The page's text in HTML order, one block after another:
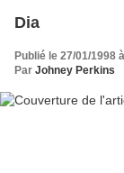
Dia
Publié le 27/01/1998
Par Johney Perkins